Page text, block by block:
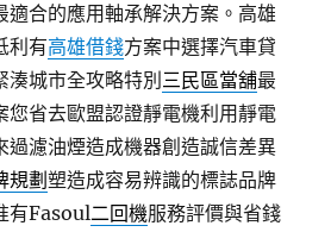
適合的應用軸承解決方案。高雄
利有高雄借錢方案中選擇汽車貸
城市全攻略特別 三民區當舖最
您省去歐盟認證靜電機利用靜電
過濾油煙造成機器創造誠信差異
規劃塑造成容易辨識的標誌品牌
有Fasoul二回機服務評價與省錢